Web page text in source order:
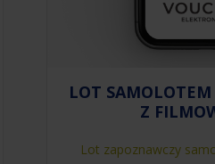
LOT
Z
Lot zapoznawczy